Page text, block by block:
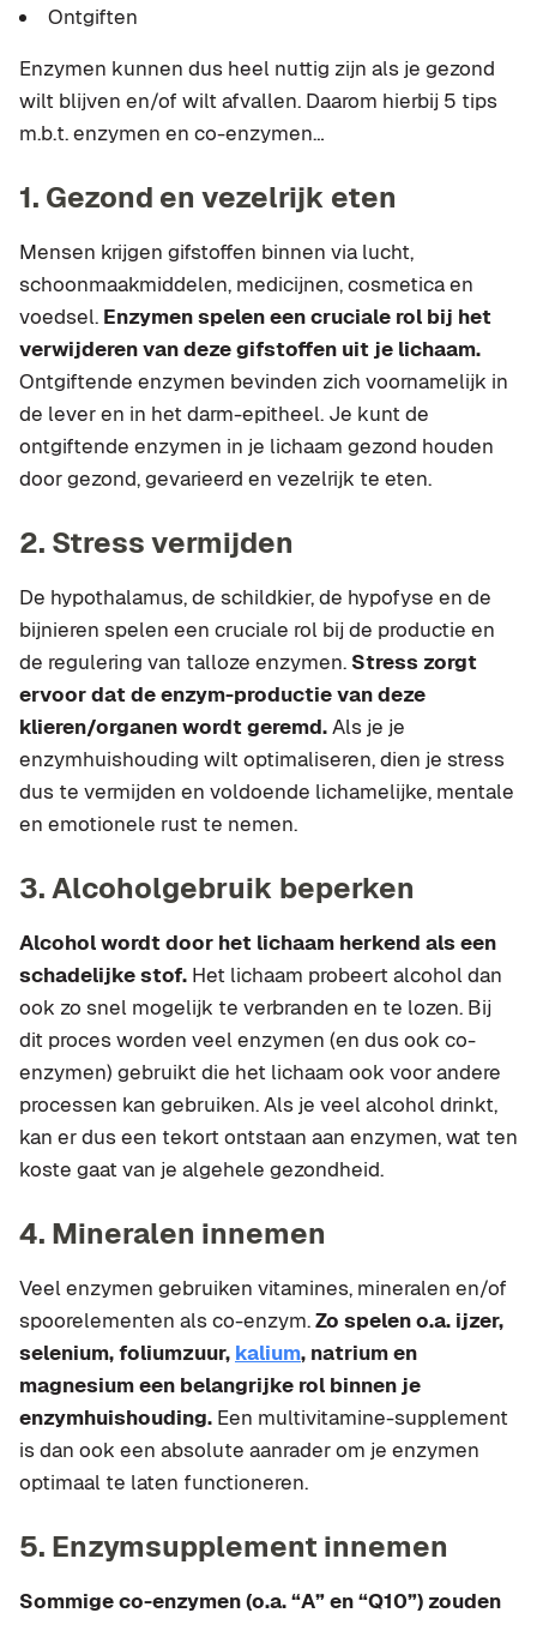
Ontgiften
Enzymen kunnen dus heel nuttig zijn als je gezond
wilt blijven en/of wilt afvallen. Daarom hierbij 5 tips
m.b.t. enzymen en co-enzymen…
1. Gezond en vezelrijk eten
Mensen krijgen gifstoffen binnen via lucht,
schoonmaakmiddelen, medicijnen, cosmetica en
voedsel. Enzymen spelen een cruciale rol bij het
verwijderen van deze gifstoffen uit je lichaam.
Ontgiftende enzymen bevinden zich voornamelijk in
de lever en in het darm-epitheel. Je kunt de
ontgiftende enzymen in je lichaam gezond houden
door gezond, gevarieerd en vezelrijk te eten.
2. Stress vermijden
De hypothalamus, de schildkier, de hypofyse en de
bijnieren spelen een cruciale rol bij de productie en
de regulering van talloze enzymen. Stress zorgt
ervoor dat de enzym-productie van deze
klieren/organen wordt geremd.Als je je
enzymhuishouding wilt optimaliseren, dien je stress
dus te vermijden en voldoende lichamelijke, mentale
en emotionele rust te nemen.
3. Alcoholgebruik beperken
Alcohol wordt door het lichaam herkend als een
schadelijke stof. Het lichaam probeert alcohol dan
ook zo snel mogelijk te verbranden en te lozen. Bij
dit proces worden veel enzymen (en dus ook co-
enzymen) gebruikt die het lichaam ook voor andere
processen kan gebruiken. Als je veel alcohol drinkt,
kan er dus een tekort ontstaan aan enzymen, wat ten
koste gaat van je algehele gezondheid.
4. Mineralen innemen
Veel enzymen gebruiken vitamines, mineralen en/of
spoorelementen als co-enzym.Zo spelen o.a. ijzer,
selenium, foliumzuur, kalium, natrium en
magnesium een belangrijke rol binnen je
enzymhuishouding. Een multivitamine-supplement
is dan ook een absolute aanrader om je enzymen
optimaal te laten functioneren.
5. Enzymsupplement innemen
Sommige co-enzymen (o.a. “A” en “Q10”) zouden